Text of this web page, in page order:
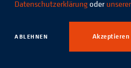
© 2026 Niedersächsisches
Studieninstitut für
Verwaltung e.V.
Datenschutzerklärung oder
ABLEHNEN Akzeptieren